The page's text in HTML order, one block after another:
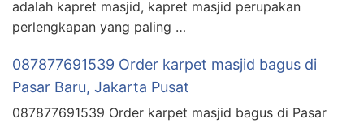
adalah kapret masjid, kapret masjid perupakan
perlengkapan yang paling …
087877691539 Order karpet masjid bagus di
Pasar Baru, Jakarta Pusat
087877691539 Order karpet masjid bagus di Pasar